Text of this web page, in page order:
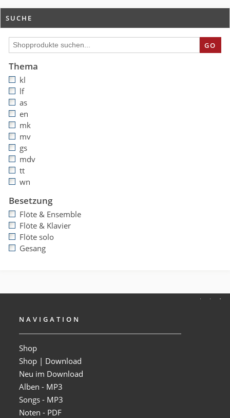
SUCHE
GO
Thema
kl
lf
as
en
mk
mv
gs
mdv
tt
wn
Besetzung
Flöte & Ensemble
Flöte & Klavier
Flöte solo
Gesang
NAVIGATION
Shop
Shop | Download
Neu im Download
Alben - MP3
Songs - MP3
Noten - PDF